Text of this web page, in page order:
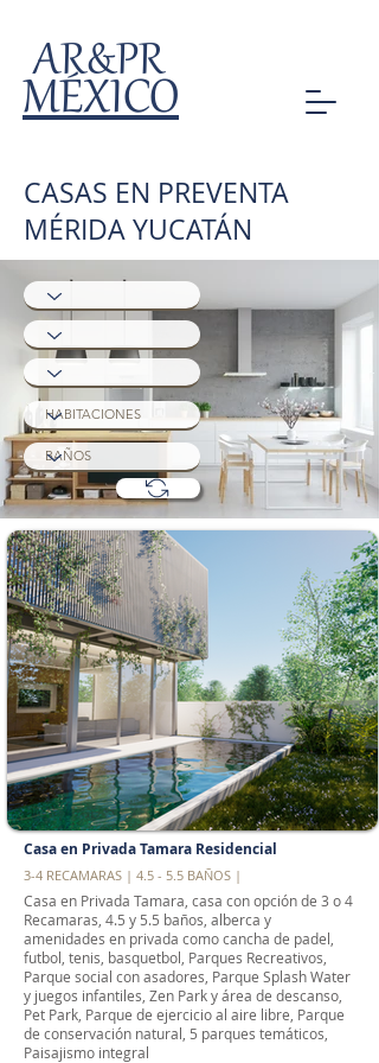
MÉXICO
AR&PR
CASAS EN PREVENTA
MÉRIDA YUCATÁN
Casa en Privada Tamara Residencial
3-4 RECAMARAS | 4.5 - 5.5 BAÑOS |
Casa en Privada Tamara, casa con opción de 3 o 4
Recamaras, 4.5 y 5.5 baños, alberca y
amenidades en privada como cancha de padel,
futbol, tenis, basquetbol, Parques Recreativos,
Parque social con asadores, Parque Splash Water
y juegos infantiles, Zen Park y área de descanso,
Pet Park, Parque de ejercicio al aire libre, Parque
de conservación natural, 5 parques temáticos,
Paisajismo integral